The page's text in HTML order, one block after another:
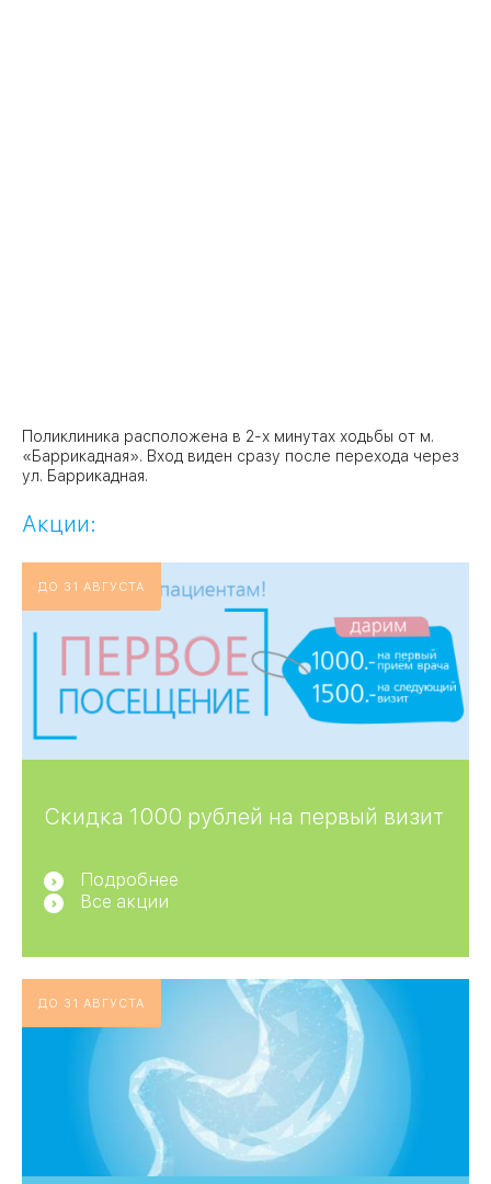
Поликлиника расположена в 2-х минутах ходьбы от м.
«Баррикадная». Вход виден сразу после перехода через
ул. Баррикадная.
Акции:
ДО 31 АВГУСТА
Скидка 1000 рублей на первый визит
Подробнее
Все акции
ДО 31 АВГУСТА